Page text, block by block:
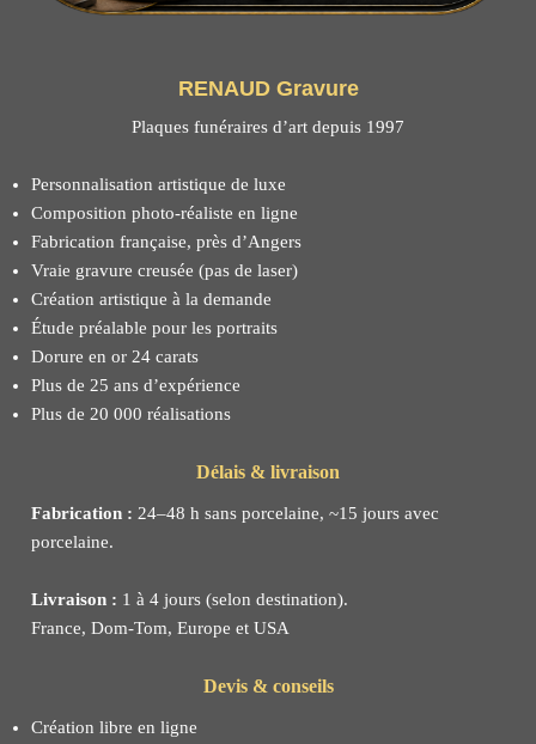
RENAUD Gravure
Plaques funéraires d’art depuis 1997
Personnalisation artistique de luxe
Composition photo-réaliste en ligne
Fabrication française, près d’Angers
Vraie gravure creusée (pas de laser)
Création artistique à la demande
Étude préalable pour les portraits
Dorure en or 24 carats
Plus de 25 ans d’expérience
Plus de 20 000 réalisations
Délais & livraison
Fabrication : 24–48 h sans porcelaine, ~15 jours avec
porcelaine.
Livraison : 1 à 4 jours (selon destination).
France, Dom-Tom, Europe et USA
Devis & conseils
Création libre en ligne